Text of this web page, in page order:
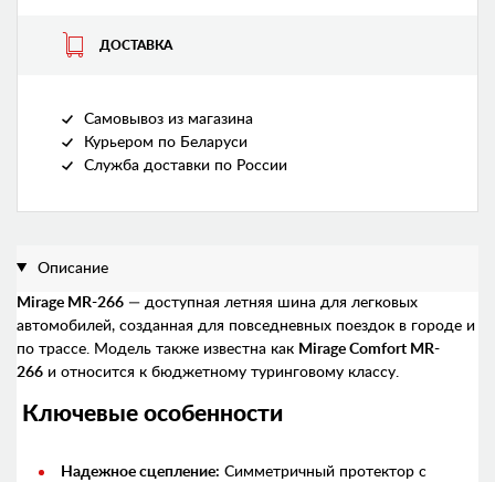
ДОСТАВКА
Самовывоз из магазина
Курьером по Беларуси
Служба доставки по России
Описание
Mirage MR-266 — доступная летняя шина для легковых
автомобилей, созданная для повседневных поездок в городе и
по трассе. Модель также известна как Mirage Comfort MR-
266 и относится к бюджетному туринговому классу.
Ключевые особенности
Надежное сцепление: Симметричный протектор с